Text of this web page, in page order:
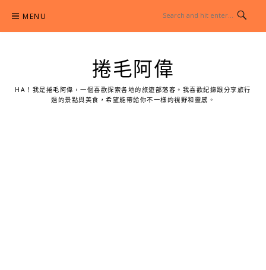
content
MENU
捲毛阿偉
HA！我是捲毛阿偉，一個喜歡探索各地的旅遊部落客。我喜歡紀錄跟分享旅行
過的景點與美食，希望能帶給你不一樣的視野和靈感。